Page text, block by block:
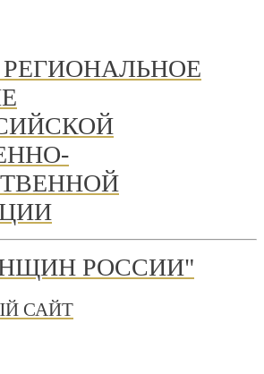
РОССИИ"
САЙТ